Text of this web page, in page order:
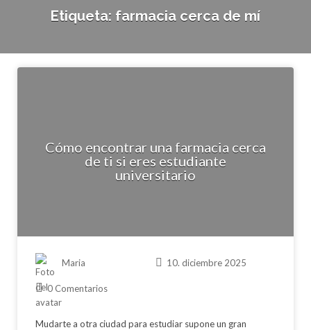
Etiqueta: farmacia cerca de mí
Cómo encontrar una farmacia cerca
de ti si eres estudiante
universitario
Maria 10. diciembre 2025
0 Comentarios
Mudarte a otra ciudad para estudiar supone un gran